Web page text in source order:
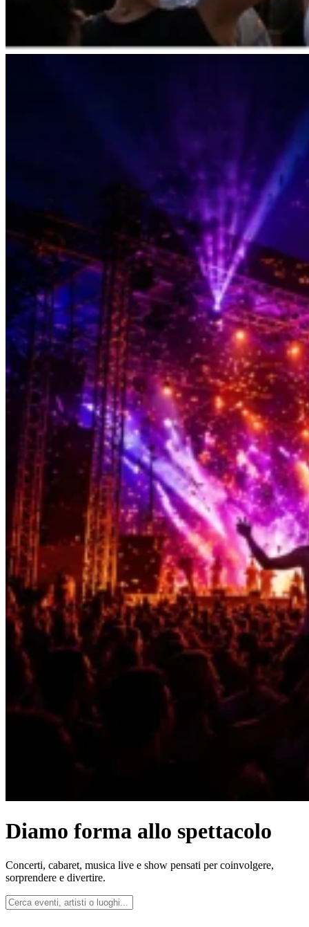
Diamo forma allo spettacolo
Concerti, cabaret, musica live e show pensati per coinvolgere,
sorprendere e divertire.